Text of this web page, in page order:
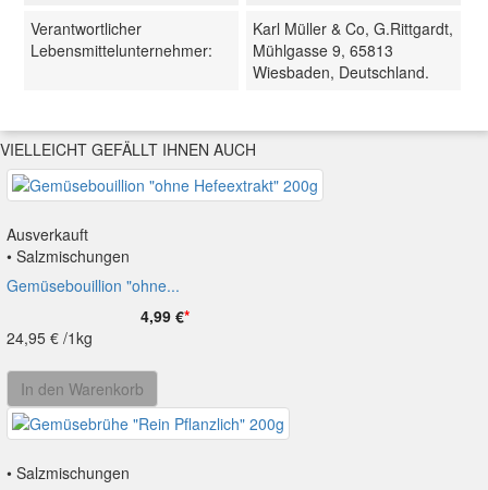
Verantwortlicher
Lebensmittelunternehmer:
Karl Müller & Co, G.Rittgardt,
Mühlgasse 9, 65813
Wiesbaden, Deutschland.
VIELLEICHT GEFÄLLT IHNEN AUCH
Ausverkauft
• Salzmischungen
Gemüsebouillion "ohne...
4,99 €*
24,95 € /1kg
In den Warenkorb
• Salzmischungen